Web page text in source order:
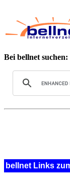
Bei bellnet suchen:
bellnet Links